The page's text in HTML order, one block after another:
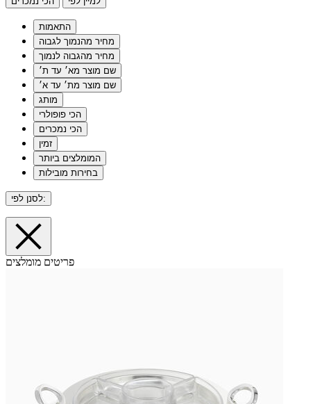
התאמות
מחיר מהנמוך לגבוה
מחיר מהגבוה לנמוך
שם מוצר מא׳ עד ת׳
שם מוצר מת׳ עד א׳
מותג
הכי פופולרי
הכי נמכרים
זמין
המומלצים ביותר
בחירות מובילות
לסנן לפי:
פריטים מומלצים